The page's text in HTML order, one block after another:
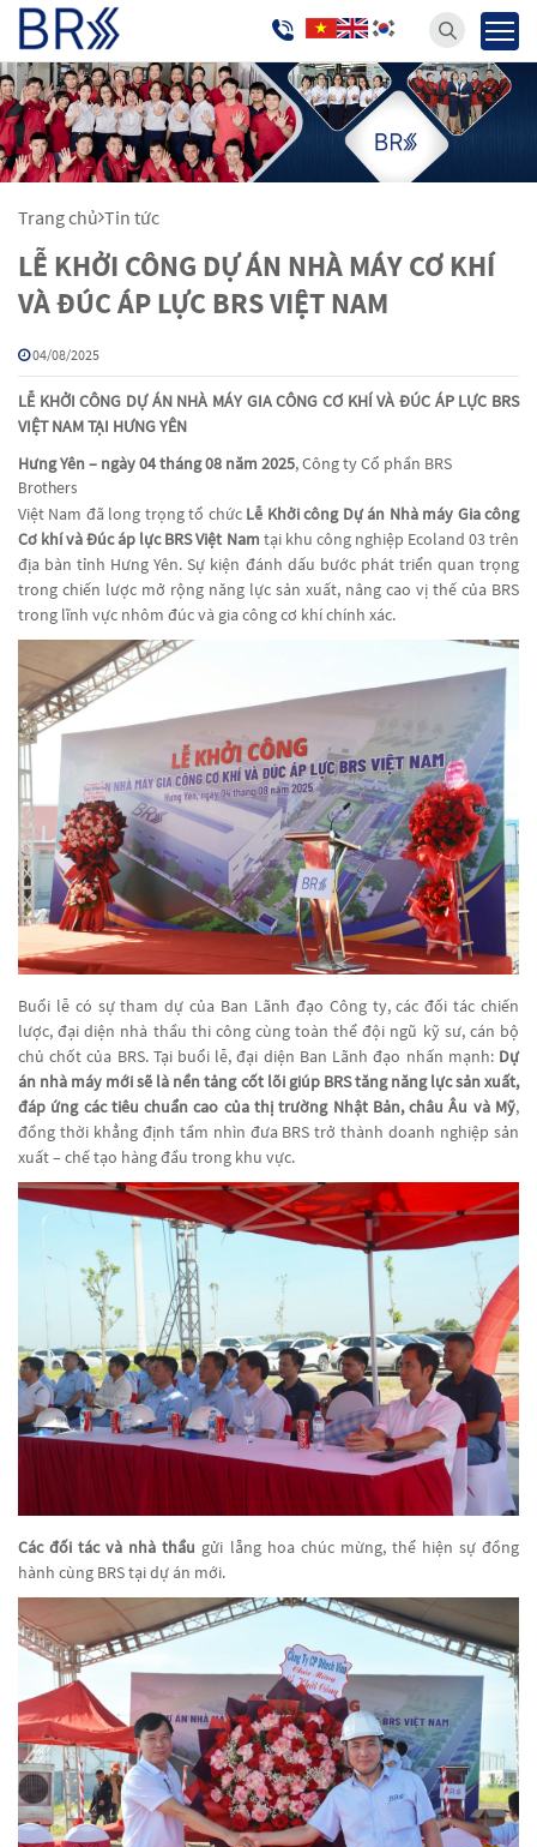
Trang chủ Tin tức
LỄ KHỞI CÔNG DỰ ÁN NHÀ MÁY CƠ KHÍ
VÀ ĐÚC ÁP LỰC BRS VIỆT NAM
04/08/2025
LỄ KHỞI CÔNG DỰ ÁN NHÀ MÁY GIA CÔNG CƠ KHÍ VÀ ĐÚC ÁP LỰC BRS
VIỆT NAM TẠI HƯNG YÊN
Hưng Yên – ngày 04 tháng 08 năm 2025, Công ty Cổ phần BRS
Brothers
Việt Nam đã long trọng tổ chức Lễ Khởi công Dự án Nhà máy Gia công
Cơ khí và Đúc áp lực BRS Việt Nam tại khu công nghiệp Ecoland 03 trên
địa bàn tỉnh Hưng Yên. Sự kiện đánh dấu bước phát triển quan trọng
trong chiến lược mở rộng năng lực sản xuất, nâng cao vị thế của BRS
trong lĩnh vực nhôm đúc và gia công cơ khí chính xác.
Buổi lễ có sự tham dự của Ban Lãnh đạo Công ty, các đối tác chiến
lược, đại diện nhà thầu thi công cùng toàn thể đội ngũ kỹ sư, cán bộ
chủ chốt của BRS. Tại buổi lễ, đại diện Ban Lãnh đạo nhấn mạnh: Dự
án nhà máy mới sẽ là nền tảng cốt lõi giúp BRS tăng năng lực sản xuất,
đáp ứng các tiêu chuẩn cao của thị trường Nhật Bản, châu Âu và Mỹ,
đồng thời khẳng định tầm nhìn đưa BRS trở thành doanh nghiệp sản
xuất – chế tạo hàng đầu trong khu vực.
Các đối tác và nhà thầu gửi lẵng hoa chúc mừng, thể hiện sự đồng
hành cùng BRS tại dự án mới.